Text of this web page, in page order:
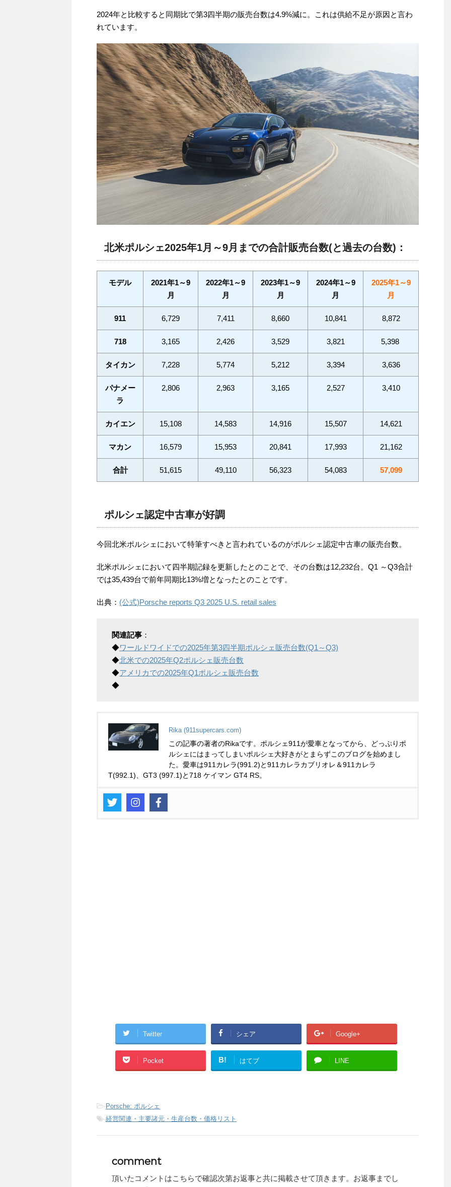
2024年と比較すると同期比で第3四半期の販売台数は4.9%減に。これは供給不足が原因と言わ
れています。
北米ポルシェ2025年1月～9月までの合計販売台数(と過去の台数)：
モデル
2021年1～9
月
2022年1～9
月
2023年1～9
月
2024年1～9
月
2025年1～9
月
911 6,729 7,411 8,660 10,841 8,872
718 3,165 2,426 3,529 3,821 5,398
タイカン 7,228 5,774 5,212 3,394 3,636
パナメー
ラ
2,806 2,963 3,165 2,527 3,410
カイエン 15,108 14,583 14,916 15,507 14,621
マカン 16,579 15,953 20,841 17,993 21,162
合計 51,615 49,110 56,323 54,083 57,099
ポルシェ認定中古車が好調
今回北米ポルシェにおいて特筆すべきと言われているのがポルシェ認定中古車の販売台数。
北米ポルシェにおいて四半期記録を更新したとのことで、その台数は12,232台。Q1 ～Q3合計
では35,439台で前年同期比13%増となったとのことです。
出典： (公式)Porsche reports Q3 2025 U.S. retail sales
関連記事 ：
◆ワールドワイドでの2025年第3四半期ポルシェ販売台数(Q1～Q3)
◆北米での2025年Q2ポルシェ販売台数
◆アメリカでの2025年Q1ポルシェ販売台数
◆
Rika (911supercars.com)
この記事の著者のRikaです。ポルシェ911が愛車となってから、どっぷりポ
ルシェにはまってしまいポルシェ大好きがとまらずこのブログを始めまし
た。愛車は911カレラ(991.2)と911カレラカブリオレ＆911カレラ
T(992.1)、GT3 (997.1)と718 ケイマン GT4 RS。
Twitter シェア Google+
Pocket B! はてブ LINE
-Porsche: ポルシェ
-経営関連・主要諸元・生産台数・価格リスト
comment
頂いたコメントはこちらで確認次第お返事と共に掲載させて頂きます。お返事までし